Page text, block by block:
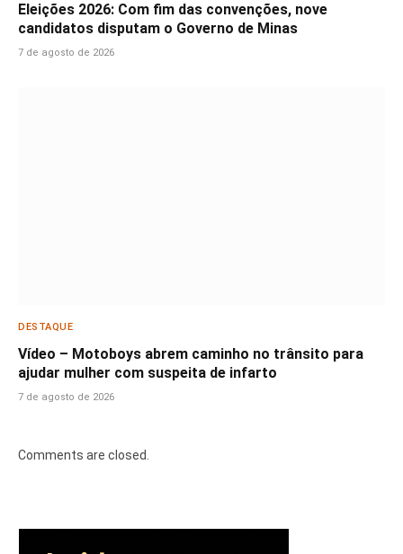
Eleições 2026: Com fim das convenções, nove
candidatos disputam o Governo de Minas
7 de agosto de 2026
DESTAQUE
Vídeo – Motoboys abrem caminho no trânsito para
ajudar mulher com suspeita de infarto
7 de agosto de 2026
Comments are closed.